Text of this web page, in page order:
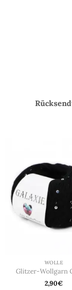
WOLLE
Glitzer-Wollgarn
2,90€